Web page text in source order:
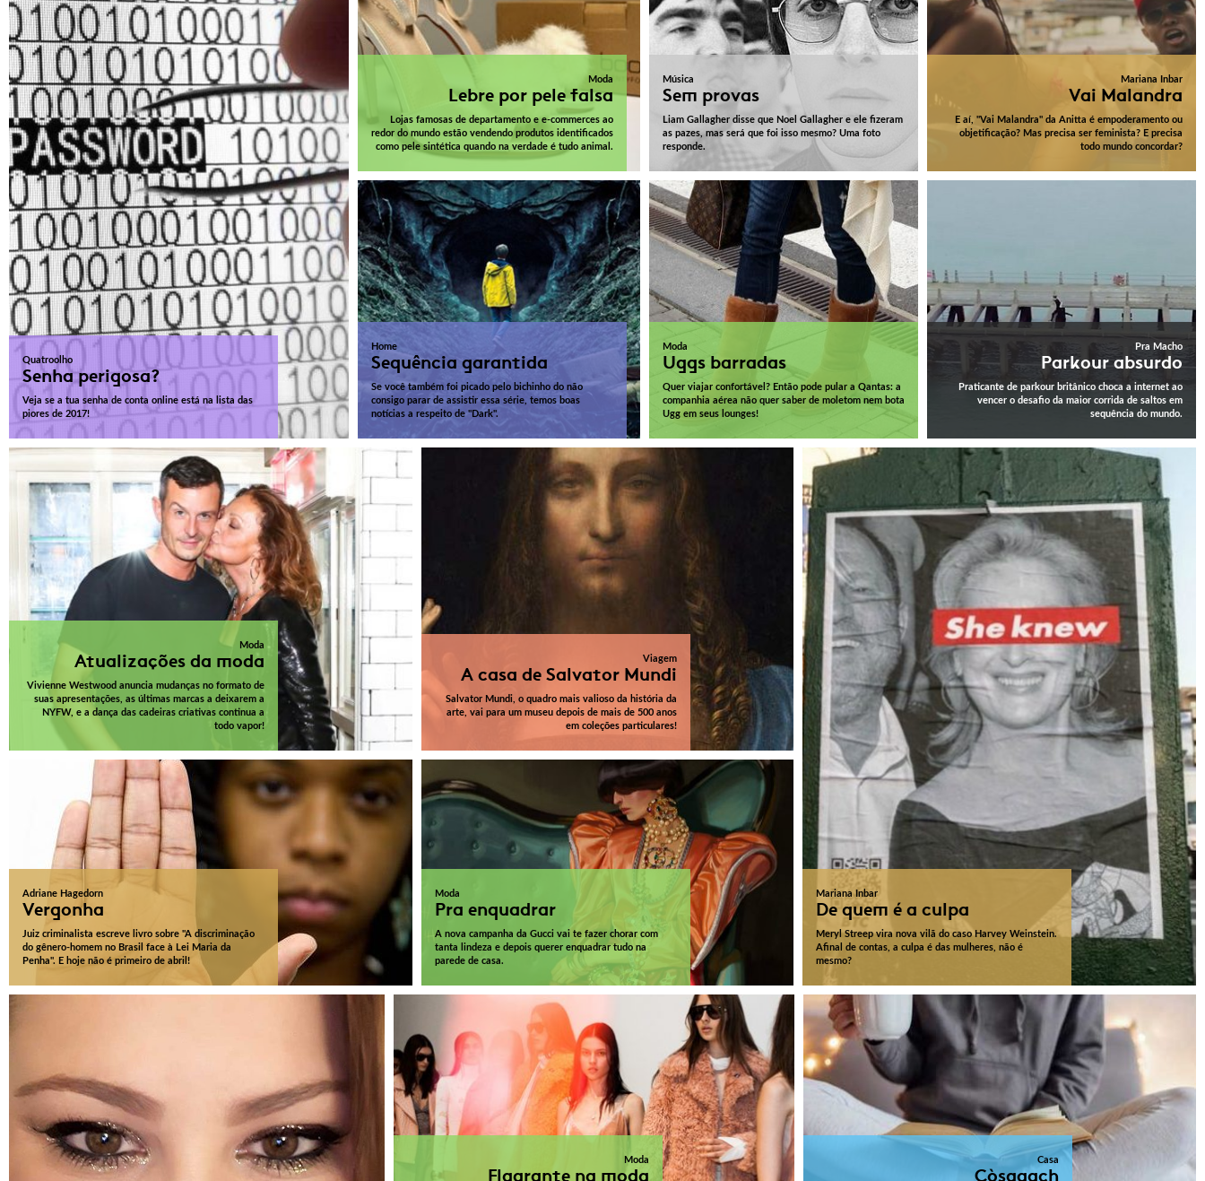
Moda
Lebre por pele falsa
Lojas famosas de departamento e e-commerces ao
redor do mundo estão vendendo produtos identificados
como pele sintética quando na verdade é tudo animal.
Música
Sem provas
Liam Gallagher disse que Noel Gallagher e ele fizeram
as pazes, mas será que foi isso mesmo? Uma foto
responde.
Mariana Inbar
Vai Malandra
E aí, "Vai Malandra" da Anitta é empoderamento ou
objetificação? Mas precisa ser feminista? E precisa
todo mundo concordar?
Home
Sequência garantida
Se você também foi picado pelo bichinho do não
consigo parar de assistir essa série, temos boas
notícias a respeito de "Dark".
Moda
Uggs barradas
Quer viajar confortável? Então pode pular a Qantas: a
companhia aérea não quer saber de moletom nem bota
Ugg em seus lounges!
Pra Macho
Parkour absurdo
Praticante de parkour britânico choca a internet ao
vencer o desafio da maior corrida de saltos em
sequência do mundo.
Quatroolho
Senha perigosa?
Veja se a tua senha de conta online está na lista das
piores de 2017!
Moda
Atualizações da moda
Vivienne Westwood anuncia mudanças no formato de
suas apresentações, as últimas marcas a deixarem a
NYFW, e a dança das cadeiras criativas continua a
todo vapor!
Viagem
A casa de Salvator Mundi
Salvator Mundi, o quadro mais valioso da história da
arte, vai para um museu depois de mais de 500 anos
em coleções particulares!
Adriane Hagedorn
Vergonha
Juiz criminalista escreve livro sobre "A discriminação
do gênero-homem no Brasil face à Lei Maria da
Penha". E hoje não é primeiro de abril!
Moda
Pra enquadrar
A nova campanha da Gucci vai te fazer chorar com
tanta lindeza e depois querer enquadrar tudo na
parede de casa.
Mariana Inbar
De quem é a culpa
Meryl Streep vira nova vilã do caso Harvey Weinstein.
Afinal de contas, a culpa é das mulheres, não é
mesmo?
Moda
Flagrante na moda
Casa
Còsagach